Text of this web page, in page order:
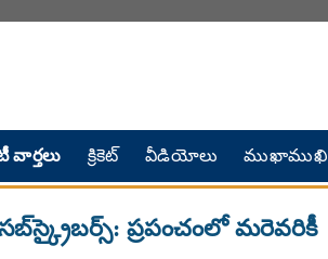
వార్తలు క్రికెట్ వీడియోలు ముఖాముఖి
ప్రపంచంలో మరెవరికీ